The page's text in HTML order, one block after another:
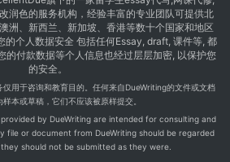
润色的服务机构，经验丰富的专业团队可提供北
洲、新西兰、新加坡、香港等数十个国家和地区
的个人数据安全 包括任何Essay, draft, 课件等, 都
的付款数据等个人信息也经过层层加密, 以保护您
的安全。
用于咨询和教育目的。任何来自DueWriting的文件或文档
本或草稿，它们不应该被原样提交。
by DueWriting are intended for consulting and
file or document from DueWriting should be regarded
should not be submitted as they were.